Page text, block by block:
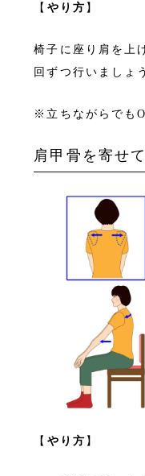
【 やり方 】
椅子に座り肩を上
回ずつ行いましょ
※立ちながらでも
肩甲骨を寄せて
【 やり方 】